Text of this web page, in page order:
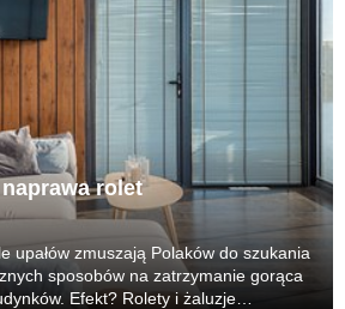
rolet
upałów zmuszają Polaków do szukania
sposobów na zatrzymanie gorąca
Efekt? Rolety i żaluzje